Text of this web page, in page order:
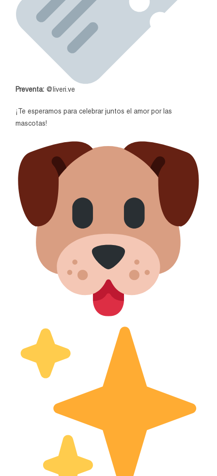
Preventa: @liveri.ve
¡Te esperamos para celebrar juntos el amor por las
mascotas!